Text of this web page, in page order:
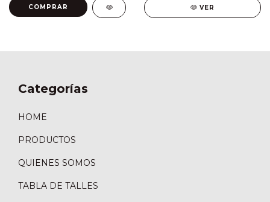
COMPRAR VER
Categorías
HOME
PRODUCTOS
QUIENES SOMOS
TABLA DE TALLES